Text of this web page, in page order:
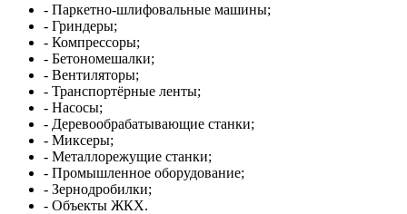
- Паркетно-шлифовальные машины;
- Гриндеры;
- Компрессоры;
- Бетономешалки;
- Вентиляторы;
- Транспортёрные ленты;
- Насосы;
- Деревообрабатывающие станки;
- Миксеры;
- Металлорежущие станки;
- Промышленное оборудование;
- Зернодробилки;
- Объекты ЖКХ.